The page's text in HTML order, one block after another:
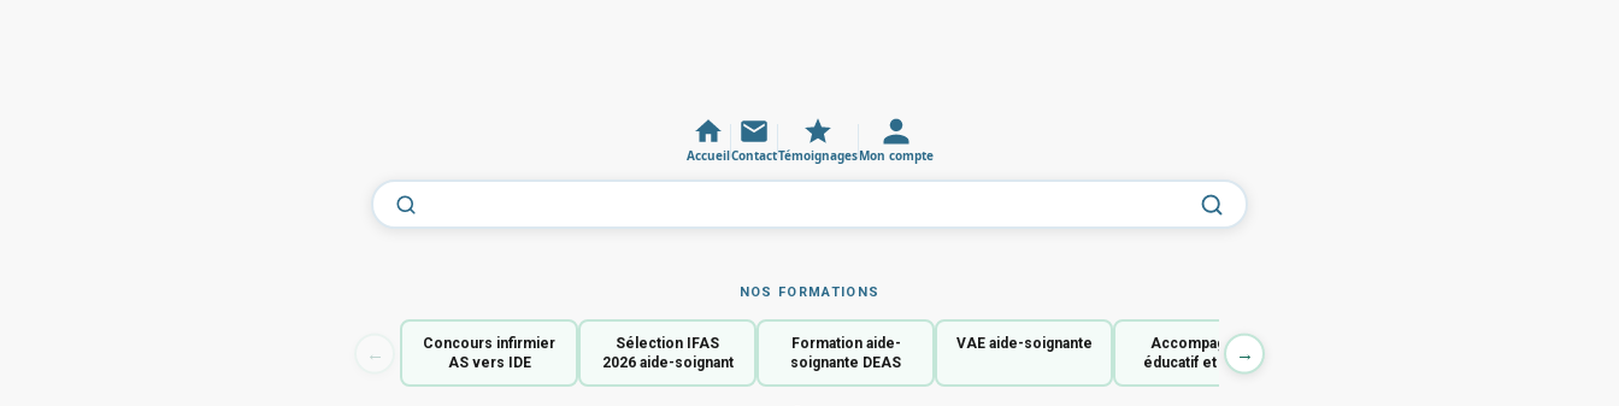
AccueilContactTémoignagesMon compte
NOS FORMATIONS
←
Concours infirmier
AS vers IDE
Sélection IFAS
2026 aide-soignant
Formation aide-
soignante DEAS
VAE aide-soignante
Accompagnant
éducatif et social
→